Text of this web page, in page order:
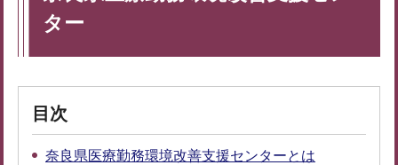
ター
目次
奈良県医療勤務環境改善支援センターとは